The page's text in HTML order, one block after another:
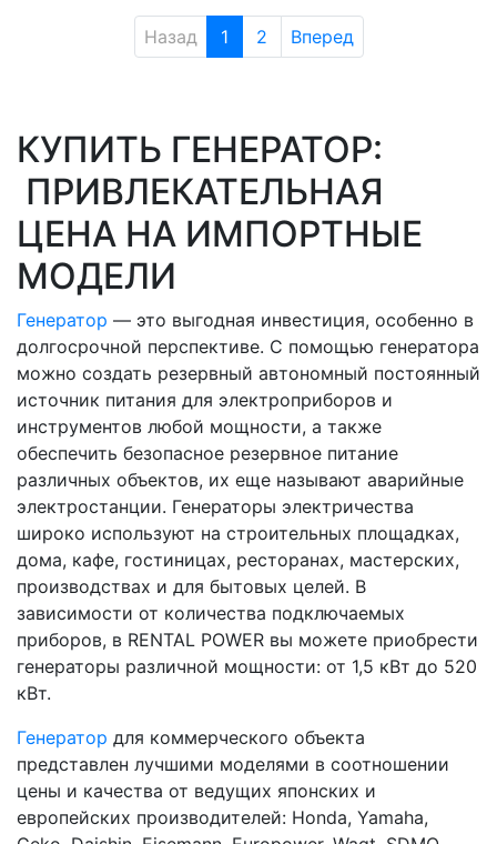
Назад 1 2 Вперед
КУПИТЬ ГЕНЕРАТОР:
ПРИВЛЕКАТЕЛЬНАЯ
ЦЕНА НА ИМПОРТНЫЕ
МОДЕЛИ
Генератор — это выгодная инвестиция, особенно в
долгосрочной перспективе. С помощью генератора
можно создать резервный автономный постоянный
источник питания для электроприборов и
инструментов любой мощности, а также
обеспечить безопасное резервное питание
различных объектов, их еще называют аварийные
электростанции. Генераторы электричества
широко используют на строительных площадках,
дома, кафе, гостиницах, ресторанах, мастерских,
производствах и для бытовых целей. В
зависимости от количества подключаемых
приборов, в RENTAL POWER вы можете приобрести
генераторы различной мощности: от 1,5 кВт до 520
кВт.
Генератор для коммерческого объекта
представлен лучшими моделями в соотношении
цены и качества от ведущих японских и
европейских производителей: Honda, Yamaha,